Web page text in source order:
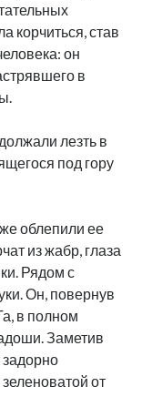
корчиться, став
он
в
лезть в
под гору
облепили ее
из жабр, глаза
Рядом с
Он, повернув
в полном
Заметив
задорно
от